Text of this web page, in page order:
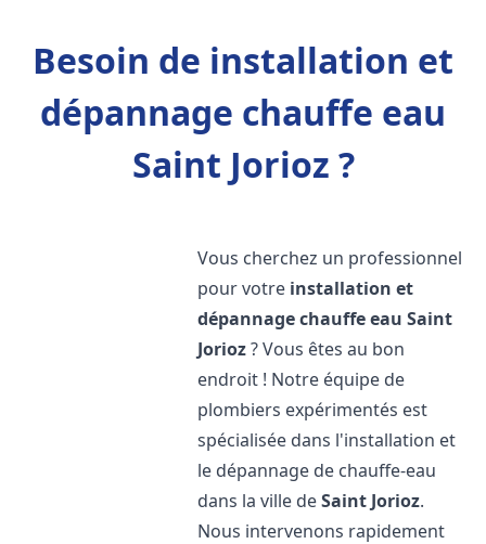
Besoin de installation et
dépannage chauffe eau
Saint Jorioz ?
Vous cherchez un professionnel
pour votre installation et
dépannage chauffe eau Saint
Jorioz? Vous êtes au bon
endroit ! Notre équipe de
plombiers expérimentés est
spécialisée dans l'installation et
le dépannage de chauffe-eau
dans la ville deSaint Jorioz.
Nous intervenons rapidement